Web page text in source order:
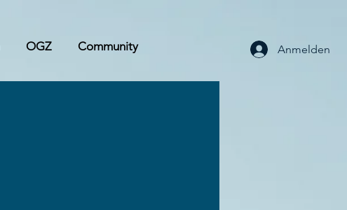
OGZ Community Anmelden